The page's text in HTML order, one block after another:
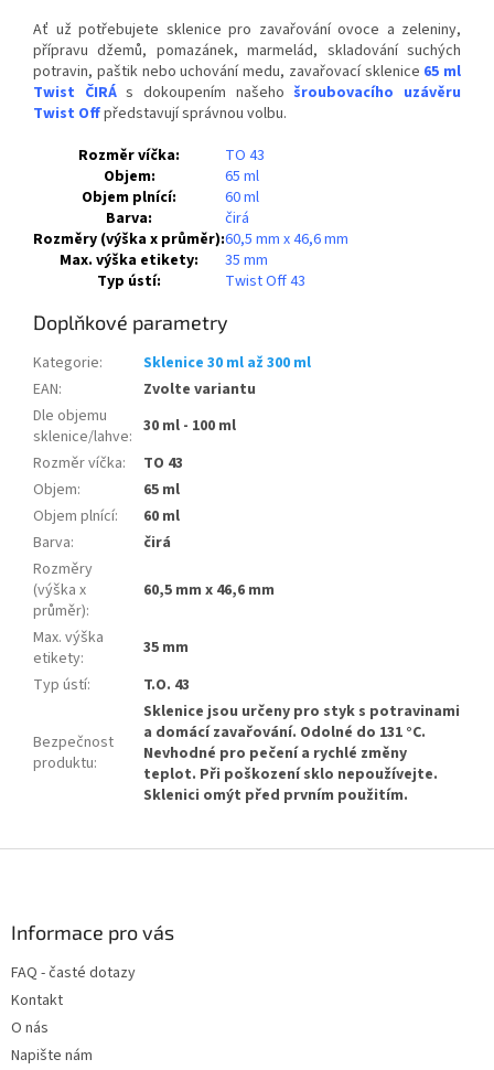
Ať už potřebujete sklenice pro zavařování ovoce a zeleniny,
přípravu džemů, pomazánek, marmelád, skladování suchých
potravin, paštik nebo uchování medu, zavařovací sklenice 65 ml
Twist ČIRÁs dokoupením našehošroubovacího uzávěru
Twist Offpředstavují správnou volbu.
Rozměr víčka:
TO 43
Objem:
65 ml
Objem plnící:
60 ml
Barva:
čirá
Rozměry (výška x průměr):60,5 mm x 46,6 mm
Max. výška etikety:
35 mm
Typ ústí: Twist Off 43
Doplňkové parametry
Kategorie:
Sklenice 30 ml až 300 ml
EAN:
Zvolte variantu
Dle objemu
sklenice/lahve: 30 ml - 100 ml
Rozměr víčka:
TO 43
Objem:
65 ml
Objem plnící:
60 ml
Barva:
čirá
Rozměry
(výška x
průměr):
60,5 mm x 46,6 mm
Max. výška
etikety:
35 mm
Typ ústí: T.O. 43
Bezpečnost
produktu:
Sklenice jsou určeny pro styk s potravinami
a domácí zavařování. Odolné do 131 °C.
Nevhodné pro pečení a rychlé změny
teplot. Při poškození sklo nepoužívejte.
Sklenici omýt před prvním použitím.
Informace pro vás
FAQ - časté dotazy
Kontakt
O nás
Napište nám